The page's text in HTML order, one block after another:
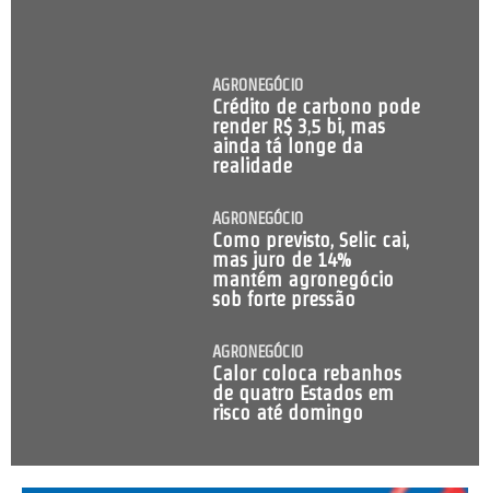
AGRONEGÓCIO
Crédito de carbono pode
render R$ 3,5 bi, mas
ainda tá longe da
realidade
AGRONEGÓCIO
Como previsto, Selic cai,
mas juro de 14%
mantém agronegócio
sob forte pressão
AGRONEGÓCIO
Calor coloca rebanhos
de quatro Estados em
risco até domingo